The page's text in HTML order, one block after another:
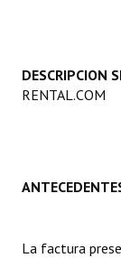
Digesto
DOCUMENTOS
DESCRIPCION
RENTAL.COM
La factura